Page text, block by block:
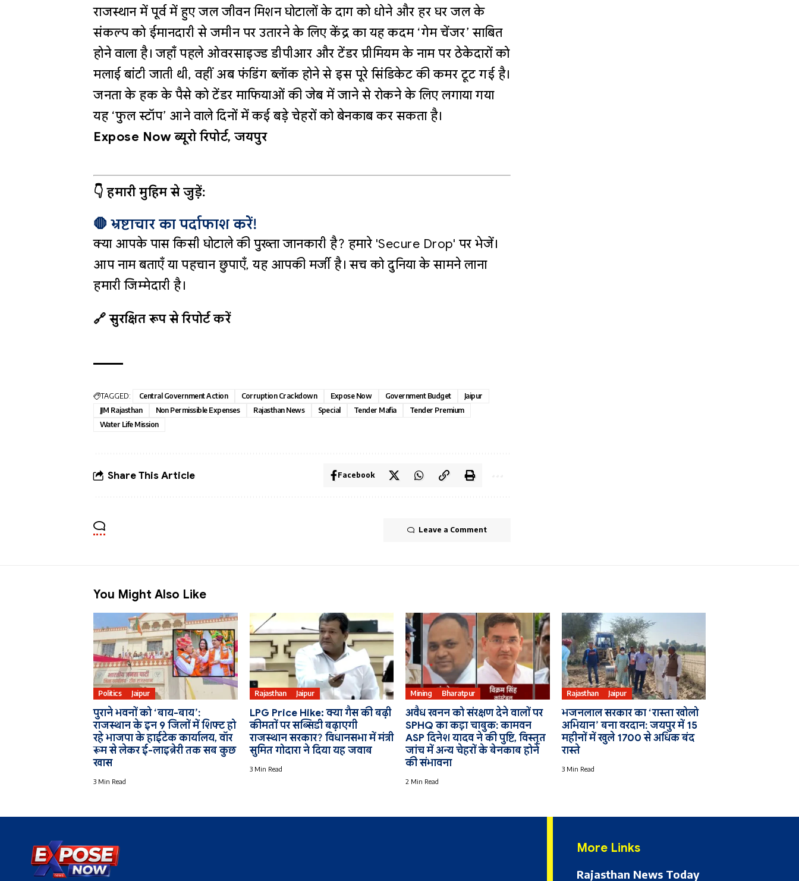
राजस्थान में पूर्व में हुए जल जीवन मिशन घोटालों के दाग को धोने और हर घर जल के
संकल्प को ईमानदारी से जमीन पर उतारने के लिए केंद्र का यह कदम ‘गेम चेंजर’ साबित
होने वाला है। जहाँ पहले ओवरसाइज्ड डीपीआर और टेंडर प्रीमियम के नाम पर ठेकेदारों को
मलाई बांटी जाती थी, वहीं अब फंडिंग ब्लॉक होने से इस पूरे सिंडिकेट की कमर टूट गई है।
जनता के हक के पैसे को टेंडर माफियाओं की जेब में जाने से रोकने के लिए लगाया गया
यह ‘फुल स्टॉप’ आने वाले दिनों में कई बड़े चेहरों को बेनकाब कर सकता है।
Expose Now ब्यूरो रिपोर्ट, जयपुर
👇 हमारी मुहिम से जुड़ें:
🛑 भ्रष्टाचार का पर्दाफाश करें!
क्या आपके पास किसी घोटाले की पुख्ता जानकारी है? हमारे 'Secure Drop' पर भेजें।
आप नाम बताएँ या पहचान छुपाएँ, यह आपकी मर्जी है। सच को दुनिया के सामने लाना
हमारी जिम्मेदारी है।
🔗 सुरक्षित रूप से रिपोर्ट करें
TAGGED: Central Government Action Corruption Crackdown Expose Now Government Budget
Jaipur
JJM Rajasthan
Non Permissible Expenses Rajasthan News Special Tender Mafia
Tender Premium
Water Life Mission
Share This Article Facebook
Leave a Comment
You Might Also Like
Politics Jaipur
पुराने भवनों को ‘बाय-बाय’:
राजस्थान के इन 9 जिलों में शिफ्ट हो
रहे भाजपा के हाईटेक कार्यालय, वॉर
रूम से लेकर ई-लाइब्रेरी तक सब कुछ
खास
3 Min Read
Rajasthan Jaipur
LPG Price Hike: क्या गैस की बढ़ी
कीमतों पर सब्सिडी बढ़ाएगी
राजस्थान सरकार? विधानसभा में मंत्री
सुमित गोदारा ने दिया यह जवाब
3 Min Read
Mining Bharatpur
अवैध खनन को संरक्षण देने वालों पर
SPHQ का कड़ा चाबुक: कामवन
ASP दिनेश यादव ने की पुष्टि, विस्तृत
जांच में अन्य चेहरों के बेनकाब होने
की संभावना
2 Min Read
Rajasthan Jaipur
भजनलाल सरकार का ‘रास्ता खोलो
अभियान’ बना वरदान: जयपुर में 15
महीनों में खुले 1700 से अधिक बंद
रास्ते
3 Min Read
More Links
Rajasthan News Today